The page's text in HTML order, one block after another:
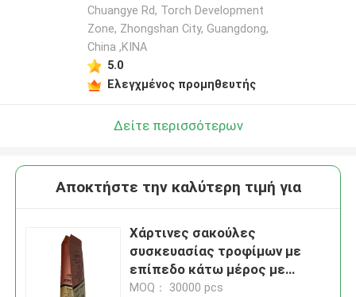
Chuangye Rd, Torch Development
Zone, Zhongshan City, Guangdong,
China ,ΚΙΝΑ
5.0
Ελεγχμένος προμηθευτής
Δείτε περισσότερων
Αποκτήστε την καλύτερη τιμή για
Χάρτινες σακούλες
συσκευασίας τροφίμων με
επίπεδο κάτω μέρος με
προσαρμοσμένα χρώματα για
MOQ： 30000 pcs